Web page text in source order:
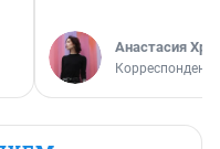
Анастасия
Корреспондент